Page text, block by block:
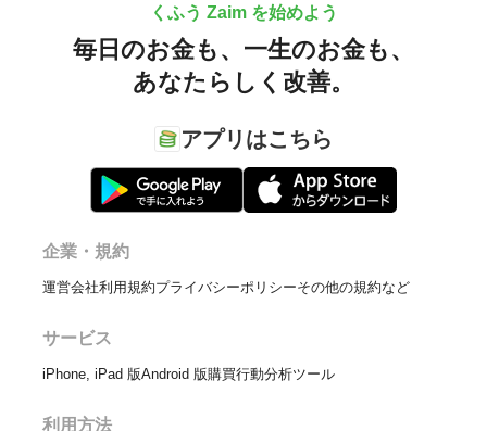
くふう Zaim を始めよう
毎日のお金も、 一生のお金も、
あなたらしく改善。
アプリはこちら
企業・規約
運営会社利用規約プライバシーポリシーその他の規約など
サービス
iPhone, iPad 版Android 版購買行動分析ツール
利用方法